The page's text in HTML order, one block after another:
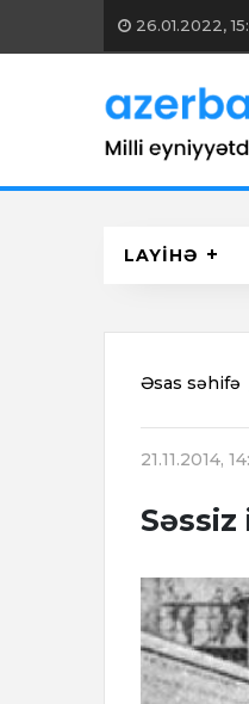
26.01.2022,
LAYİHƏ
Əsas səhifə
21.11.2014,
Səssiz